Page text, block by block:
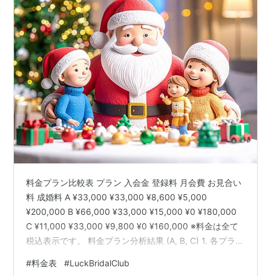
料金プラン比較表 プラン 入会金 登録料 月会費 お見合い
料 成婚料 A ¥33,000 ¥33,000 ¥8,600 ¥5,000
¥200,000 B ¥66,000 ¥33,000 ¥15,000 ¥0 ¥180,000
C ¥11,000 ¥33,000 ¥9,800 ¥0 ¥160,000 ※料金は全て
税込表示です。 料金プラン分析結果 (A, B, C) 1. 各プラン
功報酬」の3つの側面で比較できます。 プラン 対象年齢
#料金表 #LuckBridalClub